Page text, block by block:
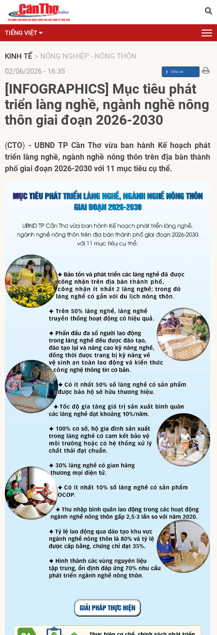
TIẾNG VIỆT
KINH TẾ > NÔNG NGHIỆP - NÔNG THÔN
02/06/2026 - 16:35
[INFOGRAPHICS] Mục tiêu phát
triển làng nghề, ngành nghề nông
thôn giai đoạn 2026-2030
(CTO) - UBND TP Cần Thơ vừa ban hành Kế hoạch phát
triển làng nghề, ngành nghề nông thôn trên địa bàn thành
phố giai đoạn 2026-2030 với 11 mục tiêu cụ thể.